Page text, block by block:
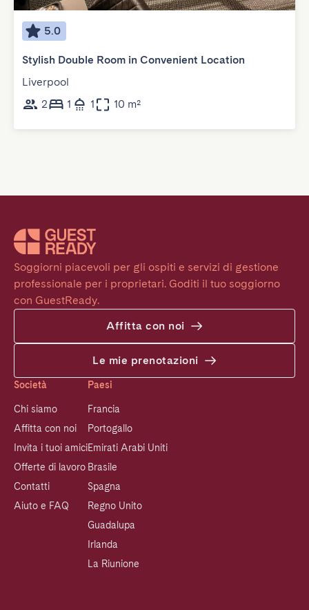
5.0
Stylish Double Room in Convenient Location
Liverpool
2
1 1 10 m²
Soggiorni piacevoli per gli ospiti e servizi di gestione
professionale per i proprietari. Goditi il tuo soggiorno
con GuestReady.
Affitta con noi
Le mie prenotazioni
Società
Chi siamo
Affitta con noi
Invita i tuoi amici
Offerte di lavoro
Contatti
Aiuto e FAQ
Paesi
Francia
Portogallo
Emirati Arabi Uniti
Brasile
Spagna
Regno Unito
Guadalupa
Irlanda
La Riunione